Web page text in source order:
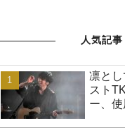
人気記事
凛とし
スト
ー、